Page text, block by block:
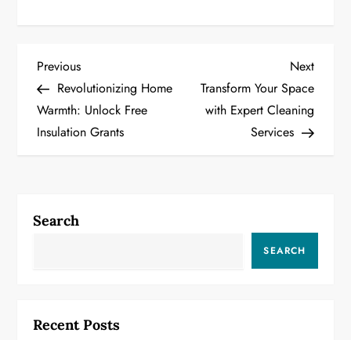
P
o
s
n
i
Previous
Post
Previous
Revolutionizing Home
Warmth: Unlock Free
Insulation Grants
Next
Post
Next
Transform Your Space
with Expert Cleaning
Services
Search
SEARCH
Recent Posts